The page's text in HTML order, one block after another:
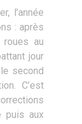
l’année
: après
au
jour
second
C’est
puis aux